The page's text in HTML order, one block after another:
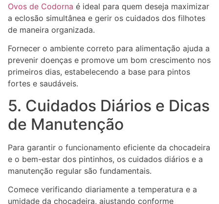
Ovos de Codorna é ideal para quem deseja maximizar
a eclosão simultânea e gerir os cuidados dos filhotes
de maneira organizada.
Fornecer o ambiente correto para alimentação ajuda a
prevenir doenças e promove um bom crescimento nos
primeiros dias, estabelecendo a base para pintos
fortes e saudáveis.
5. Cuidados Diários e Dicas
de Manutenção
Para garantir o funcionamento eficiente da chocadeira
e o bem-estar dos pintinhos, os cuidados diários e a
manutenção regular são fundamentais.
Comece verificando diariamente a temperatura e a
umidade da chocadeira, ajustando conforme